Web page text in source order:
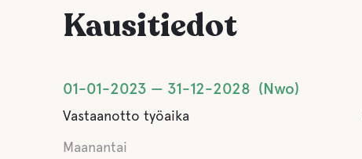
Kausitiedot
01-01-2023 31-12-2028 Nwo
Vastaanotto työaika
Maanantai